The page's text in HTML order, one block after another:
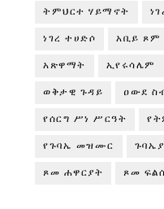
ትምህርተ ሃይማኖት
ነገረ ተሀድሶ አቢይ ጾም
አጽዋማት ኢየሩሳሌም
ወቅታዊ ጉዳይ ዐውደ
የሰርግ ሥነ ሥርዓት
የጉባኤ መዝሙር
ጾመ ሐዋርያት ጾመ